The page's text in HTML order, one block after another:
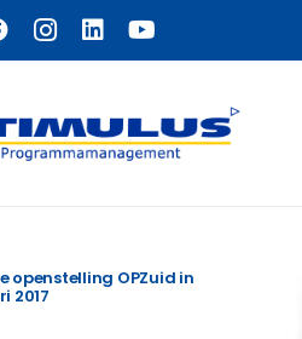
openstelling OPZuid in
2017